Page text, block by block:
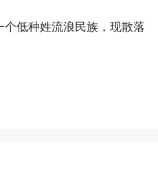
低种姓流浪民族，现散落